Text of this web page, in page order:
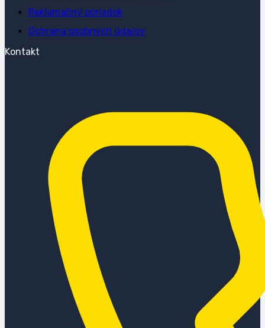
Reklamačný poriadok
Ochrana osobných údajov
Kontakt